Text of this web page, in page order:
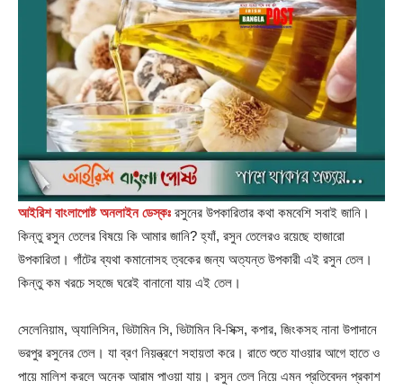
আইরিশ বাংলাপোষ্ট অনলাইন ডেস্কঃ রসুনের উপকারিতার কথা কমবেশি সবাই জানি।
কিন্তু রসুন তেলের বিষয়ে কি আমার জানি? হ্যাঁ, রসুন তেলেরও রয়েছে হাজারো
উপকারিতা। গাঁটের ব্যথা কমানোসহ ত্বকের জন্য অত্যন্ত উপকারী এই রসুন তেল।
কিন্তু কম খরচে সহজে ঘরেই বানানো যায় এই তেল।
সেলেনিয়াম, অ্যালিসিন, ভিটামিন সি, ভিটামিন বি-সিক্স, কপার, জিংকসহ নানা উপাদানে
ভরপুর রসুনের তেল। যা ব্রণ নিয়ন্ত্রণে সহায়তা করে। রাতে শুতে যাওয়ার আগে হাতে ও
পায়ে মালিশ করলে অনেক আরাম পাওয়া যায়। রসুন তেল নিয়ে এমন প্রতিবেদন প্রকাশ